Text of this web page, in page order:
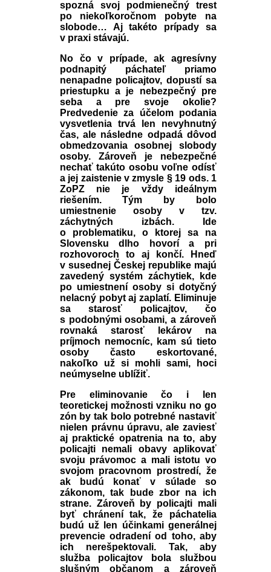
spozná svoj podmienečný trest
po niekoľkoročnom pobyte na
slobode… Aj takéto prípady sa
v praxi stávajú.
No čo v prípade, ak agresívny
podnapitý páchateľ priamo
nenapadne policajtov, dopustí sa
priestupku a je nebezpečný pre
seba a pre svoje okolie?
Predvedenie za účelom podania
vysvetlenia trvá len nevyhnutný
čas, ale následne odpadá dôvod
obmedzovania osobnej slobody
osoby. Zároveň je nebezpečné
nechať takúto osobu voľne odísť
a jej zaistenie v zmysle § 19 ods. 1
ZoPZ nie je vždy ideálnym
riešením. Tým by bolo
umiestnenie osoby v tzv.
záchytných izbách. Ide
o problematiku, o ktorej sa na
Slovensku dlho hovorí a pri
rozhovoroch to aj končí. Hneď
v susednej Českej republike majú
zavedený systém záchytiek, kde
po umiestnení osoby si dotyčný
nelacný pobyt aj zaplatí. Eliminuje
sa starosť policajtov, čo
s podobnými osobami, a zároveň
rovnaká starosť lekárov na
príjmoch nemocníc, kam sú tieto
osoby často eskortované,
nakoľko už si mohli sami, hoci
neúmyselne ublížiť.
Pre eliminovanie čo i len
teoretickej možnosti vzniku no go
zón by tak bolo potrebné nastaviť
nielen právnu úpravu, ale zaviesť
aj praktické opatrenia na to, aby
policajti nemali obavy aplikovať
svoju právomoc a mali istotu vo
svojom pracovnom prostredí, že
ak budú konať v súlade so
zákonom, tak bude zbor na ich
strane. Zároveň by policajti mali
byť chránení tak, že páchatelia
budú už len účinkami generálnej
prevencie odradení od toho, aby
ich nerešpektovali. Tak, aby
služba policajtov bola službou
slušným občanom a zároveň